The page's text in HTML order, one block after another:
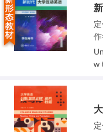
定
w
o
定